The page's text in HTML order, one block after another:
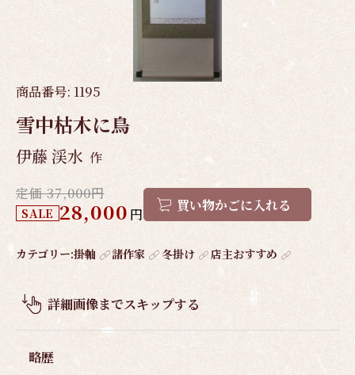
商品番号: 1195
雪中枯木に鳥
伊藤 渓水 作
定価 37,000円
SALE 28,000 円
買い物かごに入れる
作
概
要
カテゴリー:掛軸 諸作家 冬掛け 店主おすすめ
詳細画像までスキップする
略歴